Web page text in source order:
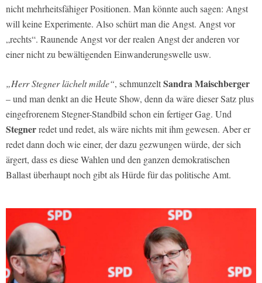
nicht mehrheitsfähiger Positionen. Man könnte auch sagen: Angst
will keine Experimente. Also schürt man die Angst. Angst vor
„rechts“. Raunende Angst vor der realen Angst der anderen vor
einer nicht zu bewältigenden Einwanderungswelle usw.
„Herr Stegner lächelt milde“, schmunzeltSandra Maischberger
– und man denkt an die Heute Show, denn da wäre dieser Satz plus
eingefrorenem Stegner-Standbild schon ein fertiger Gag. Und
Stegnerredet und redet, als wäre nichts mit ihm gewesen. Aber er
redet dann doch wie einer, der dazu gezwungen würde, der sich
ärgert, dass es diese Wahlen und den ganzen demokratischen
Ballast überhaupt noch gibt als Hürde für das politische Amt.